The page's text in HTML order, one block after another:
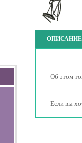
ОПИСАНИЕ
Об этом
Если вы